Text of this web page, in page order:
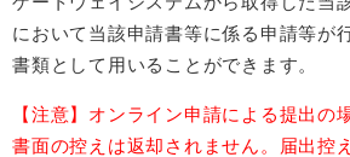
において当該申請書等に係る申請等が
書類として用いることができます。
【注意】オンライン申請による提出の
書面の控えは返却されません。届出控